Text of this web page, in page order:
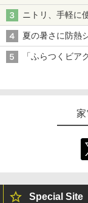
ニトリ、手軽に
夏の暑さに防熱
「ふらつくビア
家
Special Site